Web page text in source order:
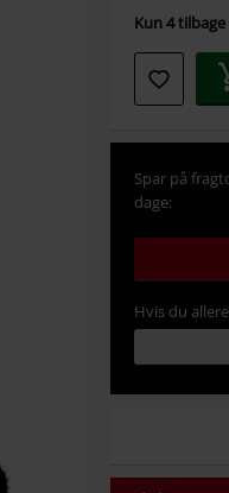
Kun 4
Spar på
dage:
Hvis du